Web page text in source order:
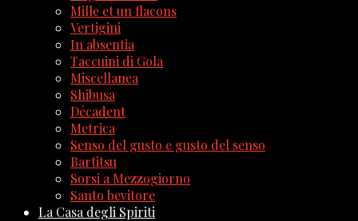
Mille et un flacons
Vertigini
In absentia
Taccuini di Gola
Miscellanea
Shibusa
Décadent
Metrica
Senso del gusto e gusto del senso
Bartitsu
Sorsi a Mezzogiorno
Santo bevitore
La Casa degli Spiriti